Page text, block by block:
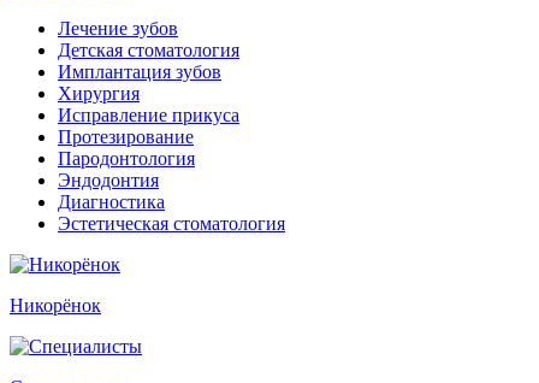
Лечение зубов
Детская стоматология
Имплантация зубов
Хирургия
Исправление прикуса
Протезирование
Пародонтология
Эндодонтия
Диагностика
Эстетическая стоматология
Никорёнок